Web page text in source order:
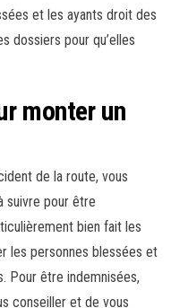
et les ayants droit des
dossiers pour qu’elles
monter un
de la route, vous
suivre pour être
bien fait les
les personnes blessées et
Pour être indemnisées,
conseiller et de vous